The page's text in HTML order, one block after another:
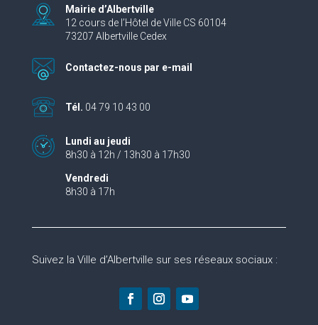
Mairie d’Albertville
12 cours de l’Hôtel de Ville CS 60104
73207 Albertville Cedex
Contactez-nous par e-mail
Tél. 04 79 10 43 00
Lundi au jeudi
8h30 à 12h / 13h30 à 17h30
Vendredi
8h30 à 17h
Suivez la Ville d’Albertville sur ses réseaux sociaux :